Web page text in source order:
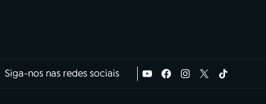
Siga-nos nas redes sociais